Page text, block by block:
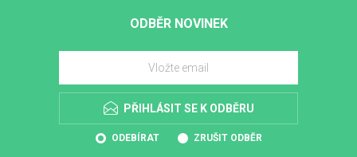
ODBĚR NOVINEK
PŘIHLÁSIT SE K ODBĚRU
ODEBÍRAT ZRUŠIT ODBĚR